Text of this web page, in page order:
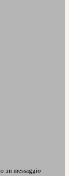
un messaggio